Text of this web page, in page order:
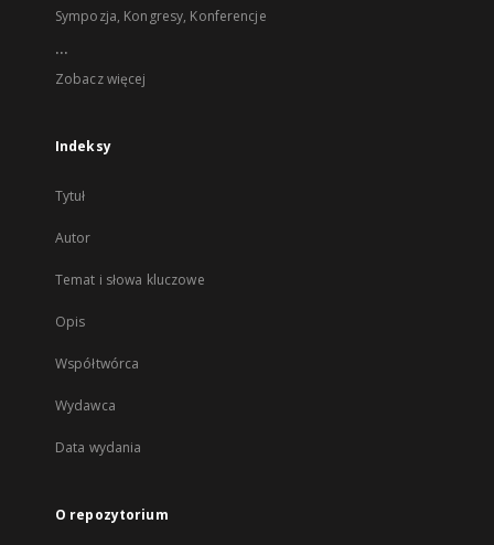
Sympozja, Kongresy, Konferencje
...
Zobacz więcej
Indeksy
Tytuł
Autor
Temat i słowa kluczowe
Opis
Współtwórca
Wydawca
Data wydania
O repozytorium